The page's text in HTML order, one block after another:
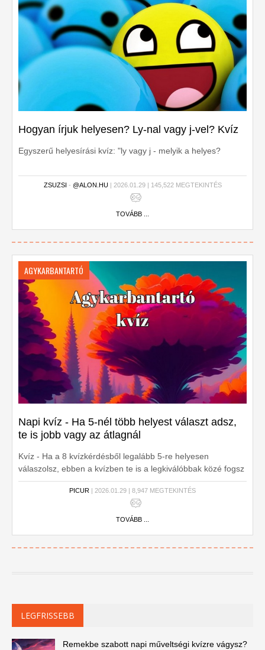
Hogyan írjuk helyesen? Ly-nal vagy j-vel? Kvíz
Egyszerű helyesírási kvíz: "ly vagy j - melyik a helyes?
ZSUZSI - @ALON.HU| 2026.01.29 | 145,522 MEGTEKINTÉS
TOVÁBB ...
AGYKARBANTARTÓ
Napi kvíz - Ha 5-nél több helyest választ adsz,
te is jobb vagy az átlagnál
Kvíz - Ha a 8 kvízkérdésből legalább 5-re helyesen
válaszolsz, ebben a kvízben te is a legkiválóbbak közé fogsz
tartozni. Készen állsz?
PICUR | 2026.01.29 | 8,947 MEGTEKINTÉS
TOVÁBB ...
LEGFRISSEBB
Remekbe szabott napi műveltségi kvízre vágysz?